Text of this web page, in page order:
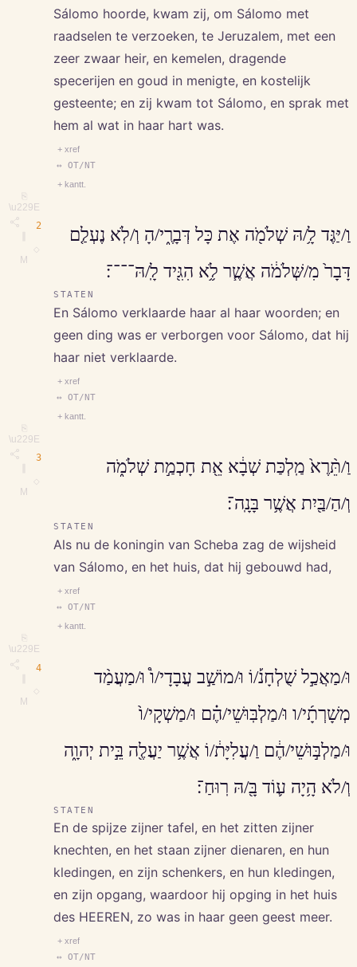
⎘
\u229E
M
Sálomo hoorde, kwam zij, om Sálomo met
raadselen te verzoeken, te Jeruzalem, met een
zeer zwaar heir, en kemelen, dragende
specerijen en goud in menigte, en kostelijk
gesteente; en zij kwam tot Sálomo, en sprak met
hem al wat in haar hart was.
+ xref
↔ OT/NT
+ kantt.
2
⎘
\u229E
M
וַ/יַּגֶּד לָ֥/הּ שְׁלֹמֹ֖ה אֶת כָּל דְּבָרֶ֑י/הָ וְ/לֹֽא נֶעְלַ֤ם
דָּבָר֙ מִ/שְּׁלֹמֹ֔ה אֲשֶׁ֧ר לֹ֦א הִגִּ֖יד לָֽ/הּ־־־־׃
STATEN
En Sálomo verklaarde haar al haar woorden; en
geen ding was er verborgen voor Sálomo, dat hij
haar niet verklaarde.
+ xref
↔ OT/NT
+ kantt.
3
⎘
\u229E
M
וַ/תֵּ֨רֶא֙ מַֽלְכַּת שְׁבָ֔א אֵ֖ת חָכְמַ֣ת שְׁלֹמֹ֑ה
וְ/הַ/בַּ֖יִת אֲשֶׁ֥ר בָּנָֽה־׃
STATEN
Als nu de koningin van Scheba zag de wijsheid
van Sálomo, en het huis, dat hij gebouwd had,
+ xref
↔ OT/NT
+ kantt.
4
וּ/מַאֲכַ֣ל שֻׁלְחָנ֡/וֹ וּ/מוֹשַׁ֣ב עֲבָדָי/ו֩ וּ/מַעֲמַ֨ד
מְשָׁרְתָ֜י/ו וּ/מַלְבּֽוּשֵׁי/הֶ֗ם וּ/מַשְׁקָי/ו֙
וּ/מַלְבּ֣וּשֵׁי/הֶ֔ם וַ/עֲלִיָּת֔/וֹ אֲשֶׁ֥ר יַעֲלֶ֖ה בֵּ֣ית יְהוָ֑ה
וְ/לֹא הָ֥יָה ע֛וֹד בָּ֖/הּ רֽוּחַ־׃
STATEN
En de spijze zijner tafel, en het zitten zijner
knechten, en het staan zijner dienaren, en hun
kledingen, en zijn schenkers, en hun kledingen,
en zijn opgang, waardoor hij opging in het huis
des HEEREN, zo was in haar geen geest meer.
+ xref
↔ OT/NT